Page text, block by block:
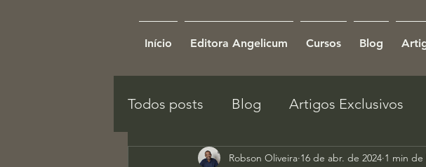
Início Editora Angelicum Cursos Blog
Todos posts Blog Artigos Exclusivos
Robson Oliveira 16 de abr. de 2024 1 min